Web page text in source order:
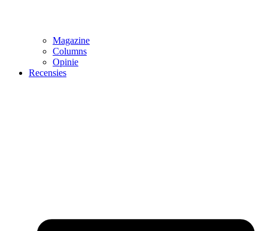
Magazine
Columns
Opinie
Recensies